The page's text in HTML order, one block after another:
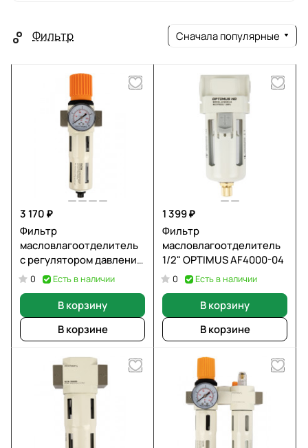
Фильтр Сначала популярные
3 170 ₽
Фильтр
масловлагоотделитель
с регулятором давления
и автосбросом 1/2", 5 мкм
WIEDERKRAFT WDK-
7740FA
0 Есть в наличии
В корзину
В корзине
1 399 ₽
Фильтр
масловлагоотделитель
1/2" OPTIMUS AF4000-04
0 Есть в наличии
В корзину
В корзине